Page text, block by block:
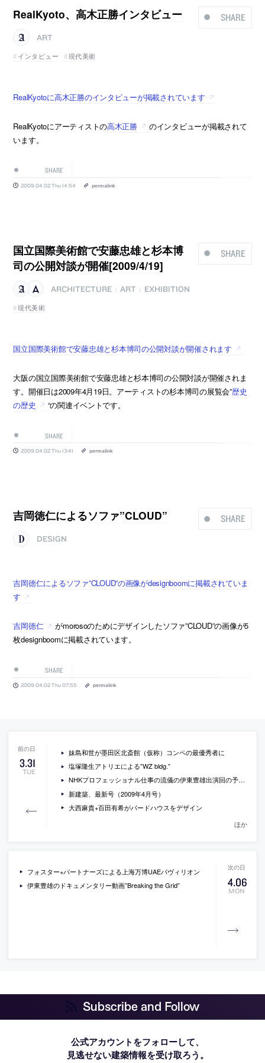
SHARE
RealKyoto、高木正勝インタビュー
ART
インタビュー
現代美術
RealKyotoに高木正勝のインタビューが掲載されています
RealKyotoにアーティストの高木正勝
のインタビューが掲載されて
います。
SHARE
2009.04.02 Thu 14:54 permalink
SHARE
国立国際美術館で安藤忠雄と杉本博
司の公開対談が開催[2009/4/19]
ARCHITECTURE ART
EXHIBITION
現代美術
国立国際美術館で安藤忠雄と杉本博司の公開対談が開催されます
大阪の国立国際美術館で安藤忠雄と杉本博司の公開対談が開催されま
す。開催日は2009年4月19日。アーティストの杉本博司の展覧会”歴史
の歴史
“の関連イベントです。
SHARE
2009.04.02 Thu 13:41 permalink
SHARE
吉岡徳仁によるソファ”CLOUD”
DESIGN
吉岡徳仁によるソファ”CLOUD”の画像がdesignboomに掲載されていま
す
吉岡徳仁
がmorosoのためにデザインしたソファ”CLOUD”の画像が5
枚designboomに掲載されています。
SHARE
2009.04.02 Thu 07:55 permalink
3.31
TUE
妹島和世が墨田区北斎館（仮称）コンペの最優秀者に
塩塚隆生アトリエによる”WZ bldg.”
NHKプロフェッショナル仕事の流儀の伊東豊雄出演回の予告動画
新建築、最新号（2009年4月号）
大西麻貴+百田有希がバードハウスをデザイン
ほか
4.06
MON
フォスター+パートナーズによる上海万博UAEパヴィリオン
伊東豊雄のドキュメンタリー動画”Breaking the Grid”
Subscribe and Follow
公式アカウントをフォローして、
見逃せない建築情報を受け取ろう。